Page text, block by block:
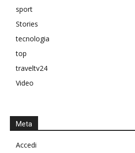
sport
Stories
tecnologia
top
traveltv24
Video
Meta
Accedi